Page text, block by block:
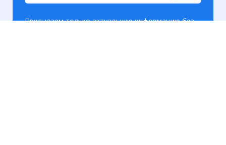
Присылаем только актуальную информацию без